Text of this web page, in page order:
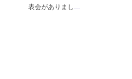
表会がありまし ...